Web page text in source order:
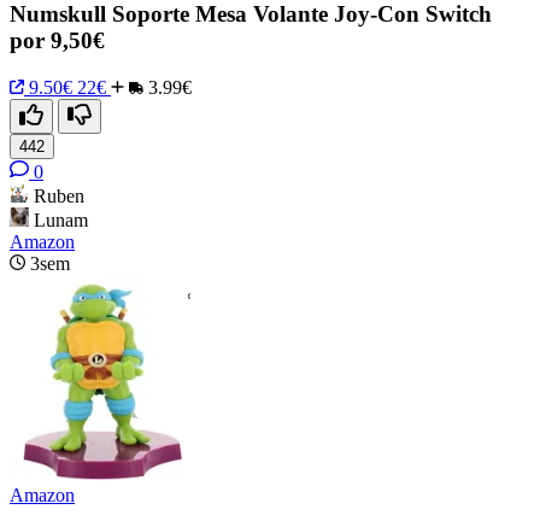
Numskull Soporte Mesa Volante Joy-Con Switch
por 9,50€
9.50€ 22€ 3.99€
442
0
Ruben
Lunam
Amazon
3sem
Amazon